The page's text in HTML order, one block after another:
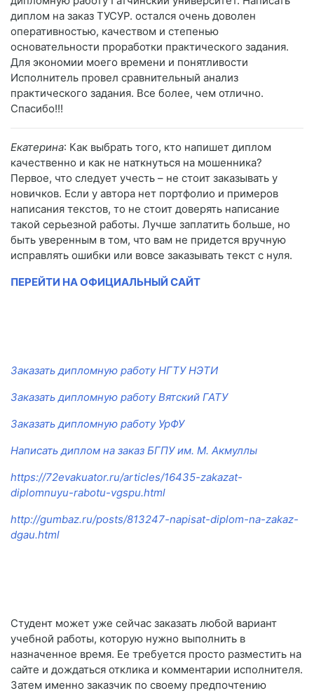
диплом на заказ ТУСУР. остался очень доволен
оперативностью, качеством и степенью
основательности проработки практического задания.
Для экономии моего времени и понятливости
Исполнитель провел сравнительный анализ
практического задания. Все более, чем отлично.
Спасибо!!!
Екатерина: Как выбрать того, кто напишет диплом
качественно и как не наткнуться на мошенника?
Первое, что следует учесть – не стоит заказывать у
новичков. Если у автора нет портфолио и примеров
написания текстов, то не стоит доверять написание
такой серьезной работы. Лучше заплатить больше, но
быть уверенным в том, что вам не придется вручную
исправлять ошибки или вовсе заказывать текст с нуля.
ПЕРЕЙТИ НА ОФИЦИАЛЬНЫЙ САЙТ
Заказать дипломную работу НГТУ НЭТИ
Заказать дипломную работу Вятский ГАТУ
Заказать дипломную работу УрФУ
Написать диплом на заказ БГПУ им. М. Акмуллы
https://72evakuator.ru/articles/16435-zakazat-
diplomnuyu-rabotu-vgspu.html
http://gumbaz.ru/posts/813247-napisat-diplom-na-zakaz-
dgau.html
Студент может уже сейчас заказать любой вариант
учебной работы, которую нужно выполнить в
назначенное время. Ее требуется просто разместить на
сайте и дождаться отклика и комментарии исполнителя.
Затем именно заказчик по своему предпочтению